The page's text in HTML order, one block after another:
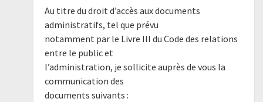
Au titre du droit d’accès aux documents
administratifs, tel que prévu
notamment par le Livre III du Code des relations
entre le public et
l’administration, je sollicite auprès de vous la
communication des
documents suivants :